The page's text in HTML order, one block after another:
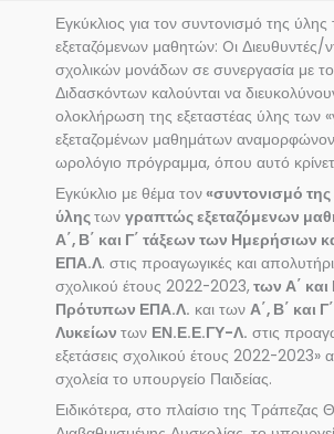
Εγκύκλιος για τον συντονισμό της
εξεταζόμενων μαθητών: Oι Διευθυντές/
σχολικών μονάδων σε συνεργασία με
Διδασκόντων καλούνται να
ολοκλήρωση της εξεταστέας ύλης των
εξεταζομένων μαθημάτων
ωρολόγιο πρόγραμμα, όπου αυτό
Εγκύκλιο με θέμα τον«συντονισμό της
ύληςτων γραπτώς εξεταζόμενων
Α΄, Β΄ και Γ΄ τάξεων των Ημερήσιων
ΕΠΑ.Λ. στις προαγωγικές και
σχολικού έτους 2022-2023, των Α΄
Πρότυπων ΕΠΑ.Λ. και των Α΄, Β΄ και
Λυκείων των ΕΝ.Ε.Ε.ΓΥ-Λ. στις
εξετάσεις σχολικού έτους 2022-2023»
σχολεία το υπουργείο Παιδείας.
Ειδικότερα, στο πλαίσιο της Τράπεζας